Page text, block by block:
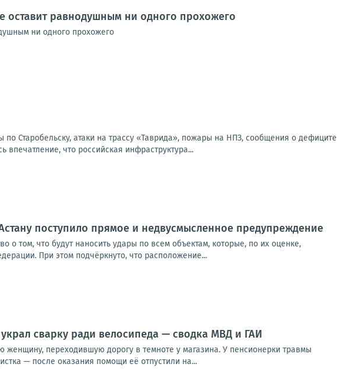
оставит равнодушным ни одного прохожего
ни одного прохожего
Старобельску, атаки на трассу «Таврида», пожары на НПЗ, сообщения о дефиците
что российская инфраструктура...
поступило прямое и недвусмысленное предупреждение
о том, что будут наносить удары по всем объектам, которые, по их оценке,
При этом подчёркнуто, что расположение...
сварку ради велосипеда — сводка МВД и ГАИ
женщину, переходившую дорогу в темноте у магазина. У пенсионерки травмы
— после оказания помощи её отпустили на...